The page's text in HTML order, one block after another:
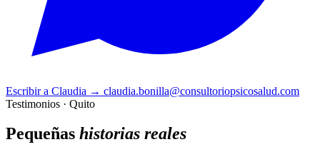
Escribir a Claudia → claudia.bonilla@consultoriopsicosalud.com
Testimonios · Quito
Pequeñas historias reales